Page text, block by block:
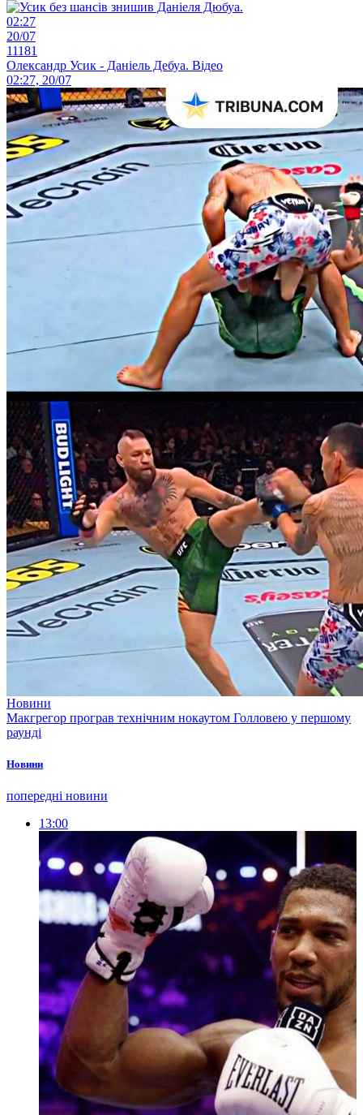
02:27
20/07
11181
Олександр Усик - Даніель Дебуа. Відео
02:27, 20/07
Новини
Макгрегор програв технічним нокаутом Голловею у першому
раунді
Новини
попередні новини
13:00